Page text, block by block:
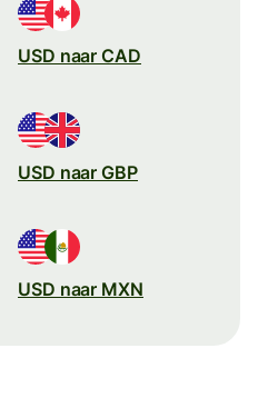
USD naar CAD
USD naar GBP
USD naar MXN